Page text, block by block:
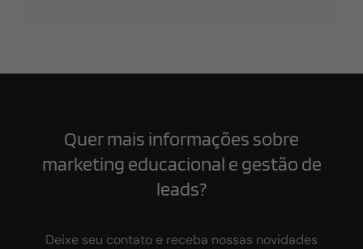
Quer mais informações sobre
marketing educacional e gestão de
leads?
Deixe seu contato e receba nossas novidades